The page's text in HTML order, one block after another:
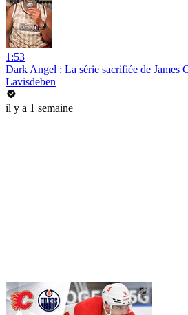
1:53
Dark Angel : La série sacrifiée de James
Lavisdeben
il y a 1 semaine